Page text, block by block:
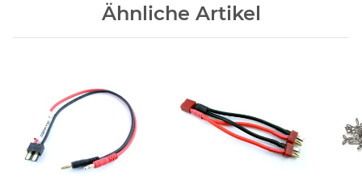
Ähnliche Artikel